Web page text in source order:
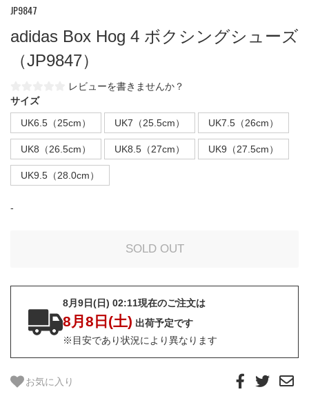
JP9847
adidas Box Hog 4 ボクシングシューズ
（JP9847）
レビューを書きませんか？
サイズ
UK6.5（25cm）
UK7（25.5cm） UK7.5（26cm）
UK8（26.5cm） UK8.5（27cm） UK9（27.5cm）
UK9.5（28.0cm）
-
8月9日(日) 02:11現在のご注文は
8月8日(土) 出荷予定です
※目安であり状況により異なります
お気に入り